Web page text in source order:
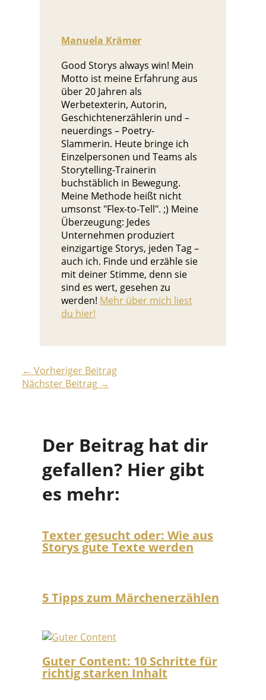
Manuela Krämer
Good Storys always win! Mein
Motto ist meine Erfahrung aus
über 20 Jahren als
Werbetexterin, Autorin,
Geschichtenerzählerin und –
neuerdings – Poetry-
Slammerin. Heute bringe ich
Einzelpersonen und Teams als
Storytelling-Trainerin
buchstäblich in Bewegung.
Meine Methode heißt nicht
umsonst "Flex-to-Tell". ;) Meine
Überzeugung: Jedes
Unternehmen produziert
einzigartige Storys, jeden Tag –
auch ich. Finde und erzähle sie
mit deiner Stimme, denn sie
sind es wert, gesehen zu
werden! Mehr über mich liest
du hier!
← Vorheriger Beitrag
Nächster Beitrag →
Der Beitrag hat dir
gefallen? Hier gibt
es mehr:
Texter gesucht oder: Wie aus
Storys gute Texte werden
5 Tipps zum Märchenerzählen
Guter Content: 10 Schritte für
richtig starken Inhalt